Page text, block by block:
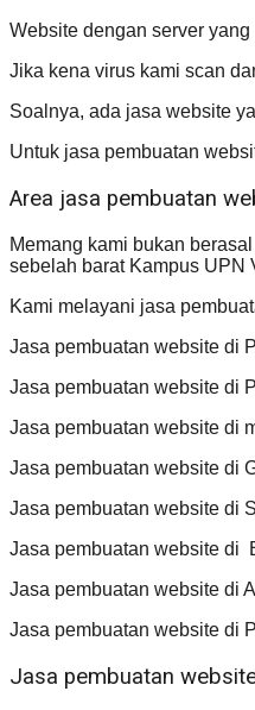
Website dengan server
Jika kena virus kami scan
Soalnya, ada jasa website
Untuk jasa pembuatan
Area jasa pembuatan
Memang kami bukan
sebelah barat Kampus UPN
Kami melayani jasa
Jasa pembuatan website di
Jasa pembuatan website di
Jasa pembuatan website di
Jasa pembuatan website di
Jasa pembuatan website di
Jasa pembuatan website di
Jasa pembuatan website di
Jasa pembuatan website di
Jasa pembuatan